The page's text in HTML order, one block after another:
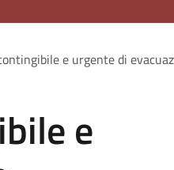
e urgente di
e